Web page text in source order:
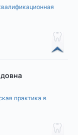
практика в